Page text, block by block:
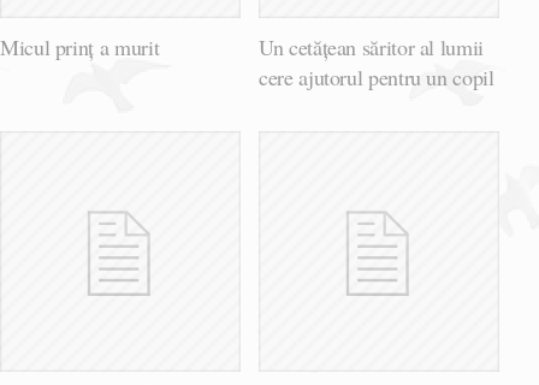
Micul prinț a murit
Un cetățean săritor al lumii
cere ajutorul pentru un copil